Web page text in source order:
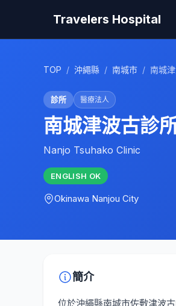
Travelers Hospital
TOP / 沖繩縣 / 南城市 / 南城
診所 醫療法人
南城津波古診
Nanjo Tsuhako Clinic
ENGLISH OK
Okinawa Nanjou City
簡介
位於沖繩縣南城市佐敷津波